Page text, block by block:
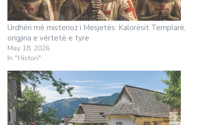
Urdhëri më misterioz i Mesjetës: Kalorësit Templarë,
origjina e vërtetë e tyre
May 18, 2026
In "Histori"